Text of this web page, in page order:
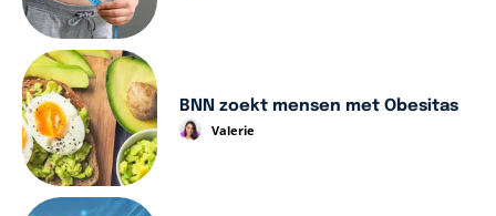
BNN zoekt mensen met Obesitas
Valerie